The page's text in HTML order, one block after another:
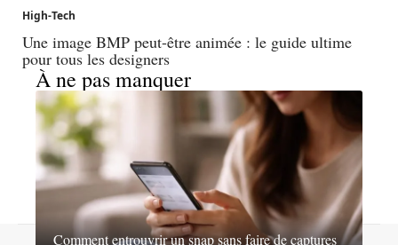
High-Tech
Une image BMP peut-être animée : le guide ultime
pour tous les designers
À ne pas manquer
Comment entrouvrir un snap sans faire de captures